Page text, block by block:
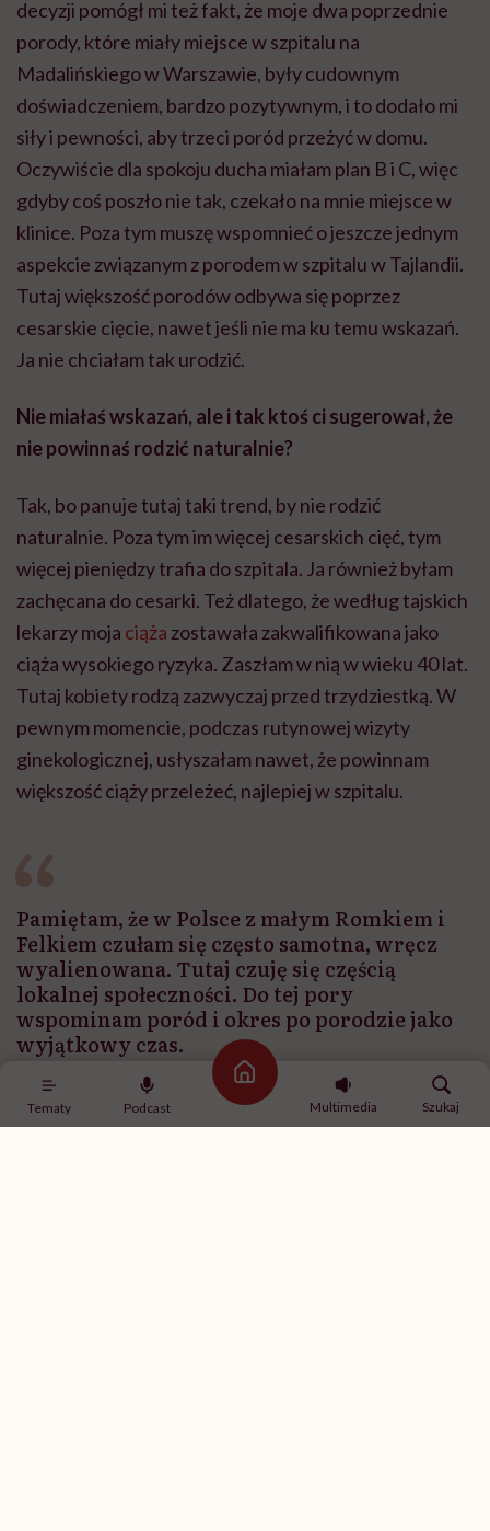
Tematy Podcast
Strona główna
Multimedia
Szukaj
decyzji pomógł mi też fakt, że moje dwa poprzednie
porody, które miały miejsce w szpitalu na
Madalińskiego w Warszawie, były cudownym
doświadczeniem, bardzo pozytywnym, i to dodało mi
siły i pewności, aby trzeci poród przeżyć w domu.
Oczywiście dla spokoju ducha miałam plan B i C, więc
gdyby coś poszło nie tak, czekało na mnie miejsce w
klinice. Poza tym muszę wspomnieć o jeszcze jednym
aspekcie związanym z porodem w szpitalu w Tajlandii.
Tutaj większość porodów odbywa się poprzez
cesarskie cięcie, nawet jeśli nie ma ku temu wskazań.
Ja nie chciałam tak urodzić.
Nie miałaś wskazań, ale i tak ktoś ci sugerował, że
nie powinnaś rodzić naturalnie?
Tak, bo panuje tutaj taki trend, by nie rodzić
naturalnie. Poza tym im więcej cesarskich cięć, tym
więcej pieniędzy trafia do szpitala. Ja również byłam
zachęcana do cesarki. Też dlatego, że według tajskich
lekarzy moja ciąża zostawała zakwalifikowana jako
ciąża wysokiego ryzyka. Zaszłam w nią w wieku 40 lat.
Tutaj kobiety rodzą zazwyczaj przed trzydziestką. W
pewnym momencie, podczas rutynowej wizyty
ginekologicznej, usłyszałam nawet, że powinnam
większość ciąży przeleżeć, najlepiej w szpitalu.
Pamiętam, że w Polsce z małym Romkiem i
Felkiem czułam się często samotna, wręcz
wyalienowana. Tutaj czuję się częścią
lokalnej społeczności. Do tej pory
wspominam poród i okres po porodzie jako
wyjątkowy czas.
Mimo że czułaś się dobrze i ciąży nic nie zagrażało?